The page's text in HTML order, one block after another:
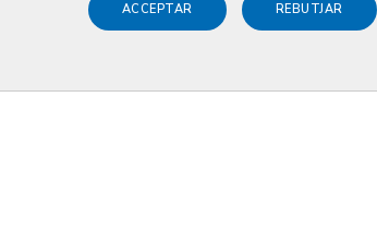
ACCEPTAR REBUTJAR